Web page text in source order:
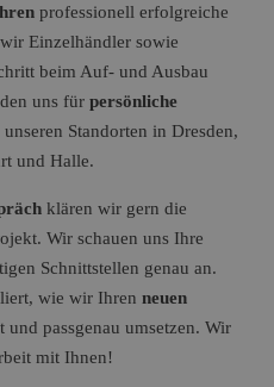
professionell erfolgreiche
Einzelhändler sowie
beim Auf- und Ausbau
uns für persönliche
Standorten in Dresden,
und Halle.
klären wir gern die
Wir schauen uns Ihre
Schnittstellen genau an.
wie wir Ihren neuen
passgenau umsetzen. Wir
mit Ihnen!